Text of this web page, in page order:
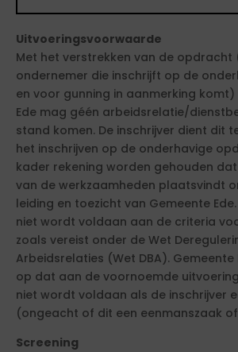
Uitvoeringsvoorwaarde
Met het verstrekken van de opdracht
ondernemer die inschrijft op de
en voor gunning in aanmerking komt)
Ede mag géén arbeidsrelatie/
stand komen. De inschrijver dient dit
het inschrijven op de onderhavige
kader rekening worden gehouden
van de werkzaamheden plaatsvindt
leiding en toezicht van Gemeente
niet wordt voldaan aan de criteria
zoals vereist onder de Wet
Arbeidsrelaties (Wet DBA). Gemeente
op dat aan de voornoemde
niet wordt voldaan als de inschrijver
(ongeacht of dit een eenmanszaak of
Screening